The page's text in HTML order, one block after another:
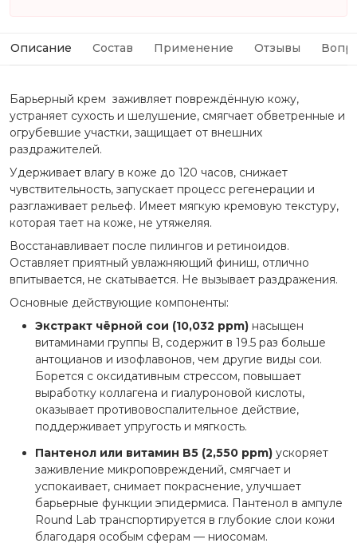
Описание Состав Применение Отзывы
Барьерный крем заживляет повреждённую кожу,
устраняет сухость и шелушение, смягчает обветренные и
огрубевшие участки, защищает от внешних
раздражителей.
Удерживает влагу в коже до 120 часов, снижает
чувствительность, запускает процесс регенерации и
разглаживает рельеф. Имеет мягкую кремовую текстуру,
которая тает на коже, не утяжеляя.
Восстанавливает после пилингов и ретиноидов.
Оставляет приятный увлажняющий финиш, отлично
впитывается, не скатывается. Не вызывает раздражения.
Основные действующие компоненты:
Экстракт чёрной сои (10,032 ppm) насыщен
витаминами группы B, содержит в 19.5 раз больше
антоцианов и изофлавонов, чем другие виды сои.
Борется с оксидативным стрессом, повышает
выработку коллагена и гиалуроновой кислоты,
оказывает противовоспалительное действие,
поддерживает упругость и мягкость.
Пантенол или витамин B5 (2,550 ppm) ускоряет
заживление микроповреждений, смягчает и
успокаивает, снимает покраснение, улучшает
барьерные функции эпидермиса. Пантенол в ампуле
Round Lab транспортируется в глубокие слои кожи
благодаря особым сферам — ниосомам.